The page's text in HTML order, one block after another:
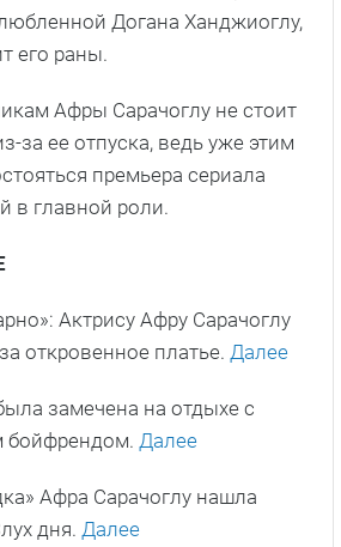
Догана Ханджиоглу,
его раны.
Афры Сарачоглу не стоит
за ее отпуска, ведь уже этим
премьера сериала
в главной роли.
Актрису Афру Сарачоглу
откровенное платье. Далее
замечена на отдыхе с
бойфрендом. Далее
Афра Сарачоглу нашла
дня. Далее